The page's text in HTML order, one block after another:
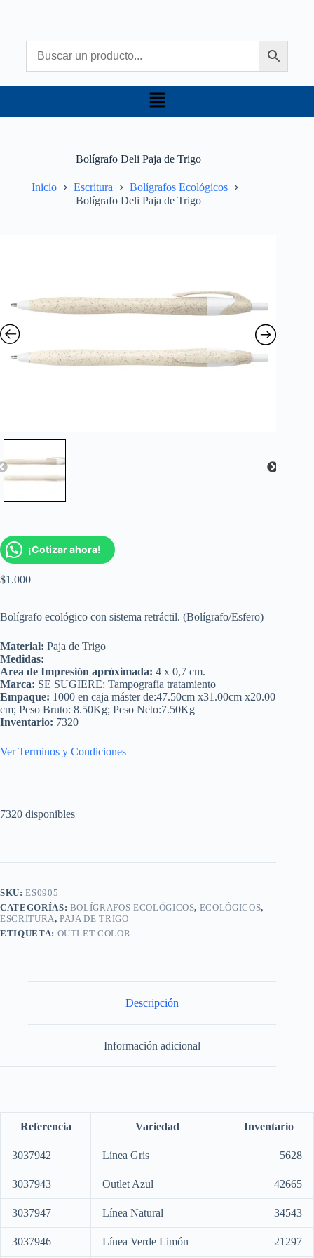
Bolígrafo Deli Paja de Trigo
Inicio Escritura
Bolígrafos Ecológicos
Bolígrafo Deli Paja de Trigo
¡Cotizar ahora!
$1.000
Bolígrafo ecológico con sistema retráctil. (Bolígrafo/Esfero)
Material: Paja de Trigo
Medidas:
Area de Impresión apróximada: 4 x 0,7 cm.
Marca: SE SUGIERE: Tampografía tratamiento
Empaque: 1000 en caja máster de:47.50cm x31.00cm x20.00
cm; Peso Bruto: 8.50Kg; Peso Neto:7.50Kg
Inventario: 7320
Ver Terminos y Condiciones
7320 disponibles
SKU:ES0905
CATEGORÍAS: BOLÍGRAFOS ECOLÓGICOS, ECOLÓGICOS,
ESCRITURA,PAJA DE TRIGO
ETIQUETA: OUTLET COLOR
Descripción
Información adicional
Referencia Variedad Inventario
3037942 Línea Gris 5628
3037943 Outlet Azul 42665
3037947 Línea Natural 34543
3037946 Línea Verde Limón 21297